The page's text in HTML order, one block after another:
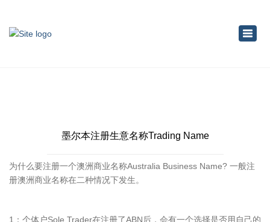
墨尔本注册生意名称Trading Name
为什么要注册一个澳洲商业名称Australia Business Name? 一般注
册澳洲商业名称在二种情况下发生。
1：个体户Sole Trader在注册了ABN后，会有一个选择是否用自己的